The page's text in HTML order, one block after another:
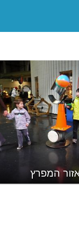
אזור המפרץ